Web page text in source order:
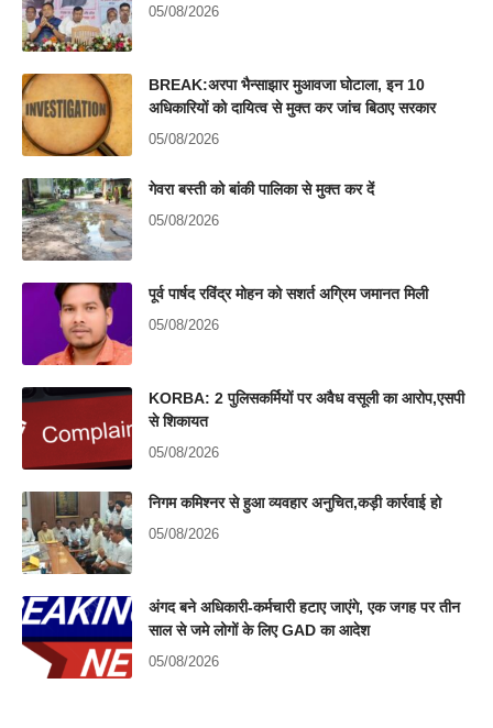
05/08/2026
BREAK:अरपा भैन्साझार मुआवजा घोटाला, इन 10
अधिकारियों को दायित्व से मुक्त कर जांच बिठाए सरकार
05/08/2026
गेवरा बस्ती को बांकी पालिका से मुक्त कर दें
05/08/2026
पूर्व पार्षद रविंद्र मोहन को सशर्त अग्रिम जमानत मिली
05/08/2026
KORBA: 2 पुलिसकर्मियों पर अवैध वसूली का आरोप,एसपी
से शिकायत
05/08/2026
निगम कमिश्नर से हुआ व्यवहार अनुचित,कड़ी कार्रवाई हो
05/08/2026
अंगद बने अधिकारी-कर्मचारी हटाए जाएंगे, एक जगह पर तीन
साल से जमे लोगों के लिए GAD का आदेश
05/08/2026